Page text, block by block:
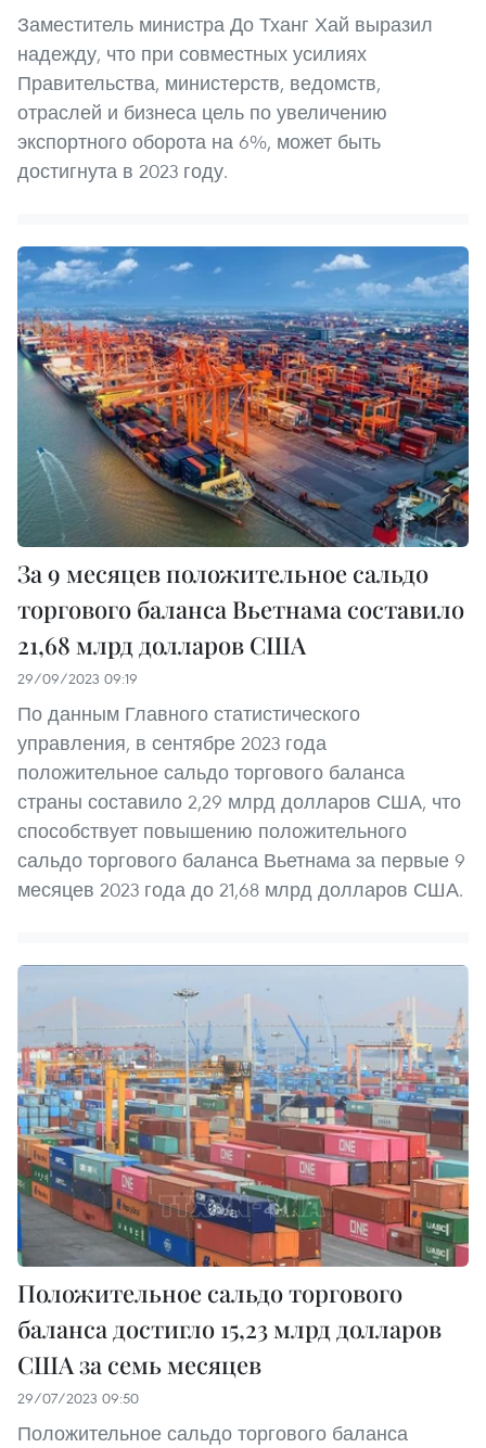
Заместитель министра До Тханг Хай выразил
надежду, что при совместных усилиях
Правительства, министерств, ведомств,
отраслей и бизнеса цель по увеличению
экспортного оборота на 6%, может быть
достигнута в 2023 году.
За 9 месяцев положительное сальдо
торгового баланса Вьетнама составило
21,68 млрд долларов США
29/09/2023 09:19
По данным Главного статистического
управления, в сентябре 2023 года
положительное сальдо торгового баланса
страны составило 2,29 млрд долларов США, что
способствует повышению положительного
сальдо торгового баланса Вьетнама за первые 9
месяцев 2023 года до 21,68 млрд долларов США.
Положительное сальдо торгового
баланса достигло 15,23 млрд долларов
США за семь месяцев
29/07/2023 09:50
Положительное сальдо торгового баланса